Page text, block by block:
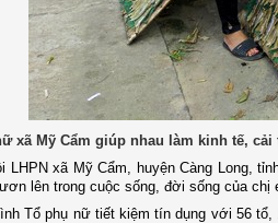
xã Mỹ Cẩm giúp nhau làm kinh tế,
LHPN xã Mỹ Cẩm, huyện Càng Long,
lên trong cuộc sống, đời sống của chị
Tổ phụ nữ tiết kiệm tín dụng với 56